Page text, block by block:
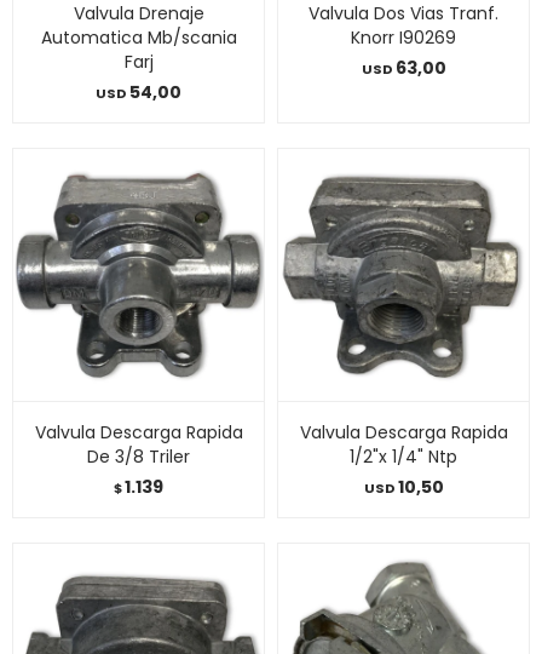
Valvula Drenaje
Automatica Mb/scania
Farj
USD 54,00
Valvula Dos Vias Tranf.
Knorr I90269
USD 63,00
Valvula Descarga Rapida
De 3/8 Triler
$1.139
Valvula Descarga Rapida
1/2"x 1/4" Ntp
USD10,50